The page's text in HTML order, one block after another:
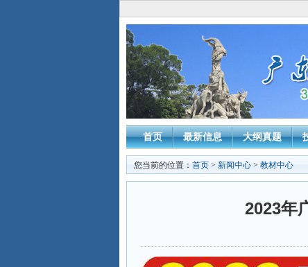
首页 最新信息 大纲真题
您当前的位置： 首页 > 新闻中心 > 教材中心
2023年